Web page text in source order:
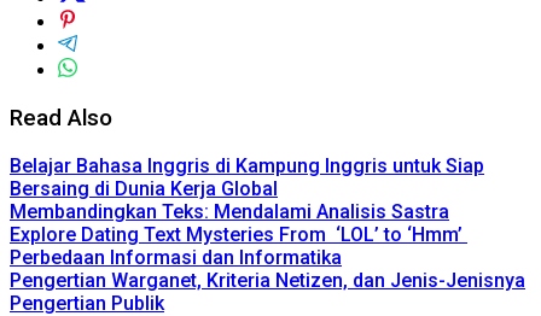
Read Also
Belajar Bahasa Inggris di Kampung Inggris untuk Siap
Bersaing di Dunia Kerja Global
Membandingkan Teks: Mendalami Analisis Sastra
Explore Dating Text Mysteries From ‘LOL’ to ‘Hmm’
Perbedaan Informasi dan Informatika
Pengertian Warganet, Kriteria Netizen, dan Jenis-Jenisnya
Pengertian Publik